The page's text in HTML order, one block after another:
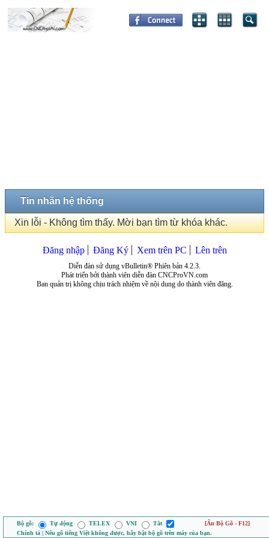
Tin nhắn hệ thống
Xin lỗi - Không tìm thấy. Mời bạn tìm từ khóa khác.
Đăng nhập Đăng Ký Xem trên PC Lên trên
Diễn đàn sử dụng vBulletin® Phiên bản 4.2.3.
Phát triển bởi thành viên diễn đàn CNCProVN.com
Ban quản trị không chịu trách nhiệm về nội dung do thành viên đăng.
Bộ gõ: Tự động TELEX VNI Tắt
[Ẩn Bộ Gõ - F12]
Chính tả | Nếu gõ tiếng Việt không được, hãy bật bộ gõ trên máy của bạn.